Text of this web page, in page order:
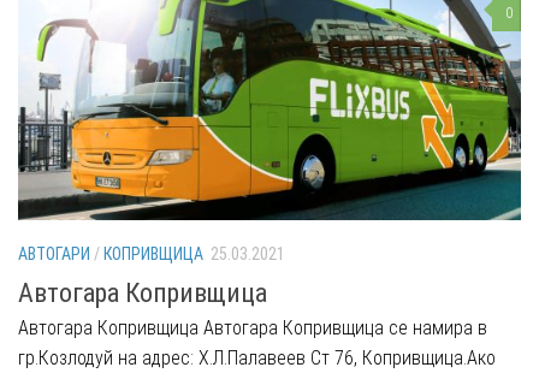
0
АВТОГАРИ / КОПРИВЩИЦА 25.03.2021
Автогара Копривщица
Автогара Копривщица Автогара Копривщица се намира в
гр.Козлодуй на адрес: Х.Л.Палавеев Ст 76, Копривщица.Ако